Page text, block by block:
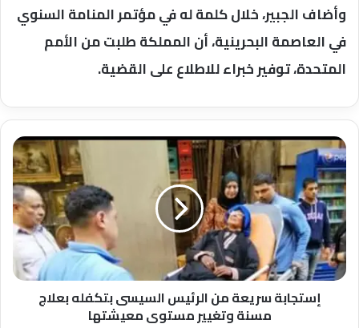
وأضاف الجبير، خلال كلمة له في مؤتمر المنامة السنوي
في العاصمة البحرينية، أن المملكة طلبت من الأمم
المتحدة، توفير خبراء للاطلاع على القضية.
إستجابة
سريعة
من
الرئيس
السيسى
بتكفله
بعلاج
مسنة
وتغيير
مستوى
معيشتها
إستجابة سريعة من الرئيس السيسى بتكفله بعلاج
مسنة وتغيير مستوى معيشتها